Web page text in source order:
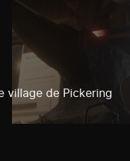
village de Pickering